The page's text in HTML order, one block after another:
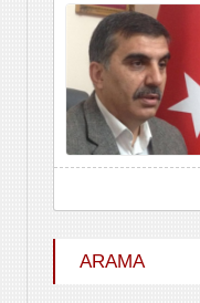
ARAMA